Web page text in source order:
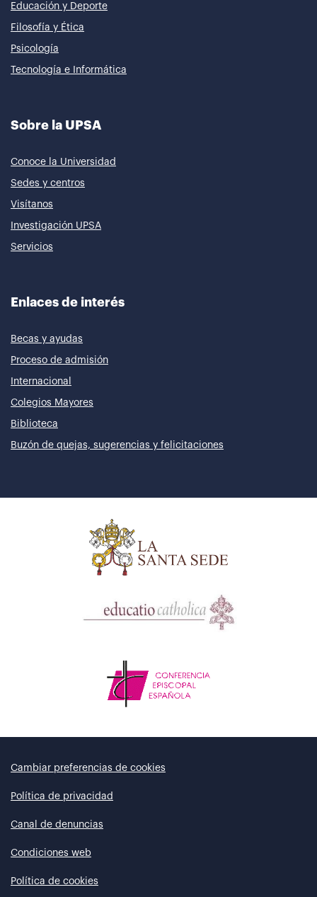
Educación y Deporte
Filosofía y Ética
Psicología
Tecnología e Informática
Sobre la UPSA
Conoce la Universidad
Sedes y centros
Visítanos
Investigación UPSA
Servicios
Enlaces de interés
Becas y ayudas
Proceso de admisión
Internacional
Colegios Mayores
Biblioteca
Buzón de quejas, sugerencias y felicitaciones
Cambiar preferencias de cookies
Política de privacidad
Canal de denuncias
Condiciones web
Política de cookies